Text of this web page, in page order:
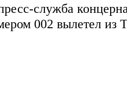
служба
002 вылетел из